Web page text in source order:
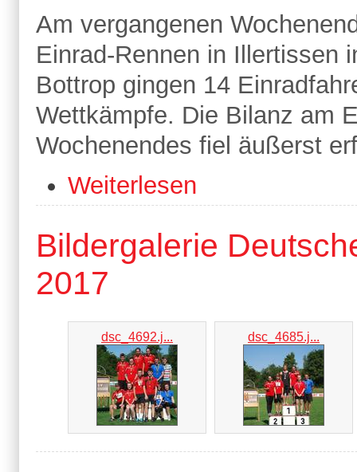
Am vergangenen
Einrad-Rennen in Illertissen
Bottrop gingen 14
Wettkämpfe. Die Bilanz am
Wochenendes fiel äußerst
Weiterlesen
Bildergalerie
2017
dsc_4692.j... dsc_4685.j...